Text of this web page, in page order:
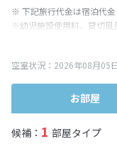
※ 下記旅行代金は宿泊代金
※幼児施設使用料、貸切風
み表記となりますが、消
※表示されている旅行代金
終確認画面でご確認くださ
空室状況：2026年08月05
お部屋
候補： 1 部屋タイプ